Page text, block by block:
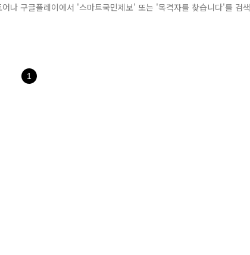
나 구글플레이에서 '스마트국민제보' 또는 '목격자를 찾습니다'를 검
1